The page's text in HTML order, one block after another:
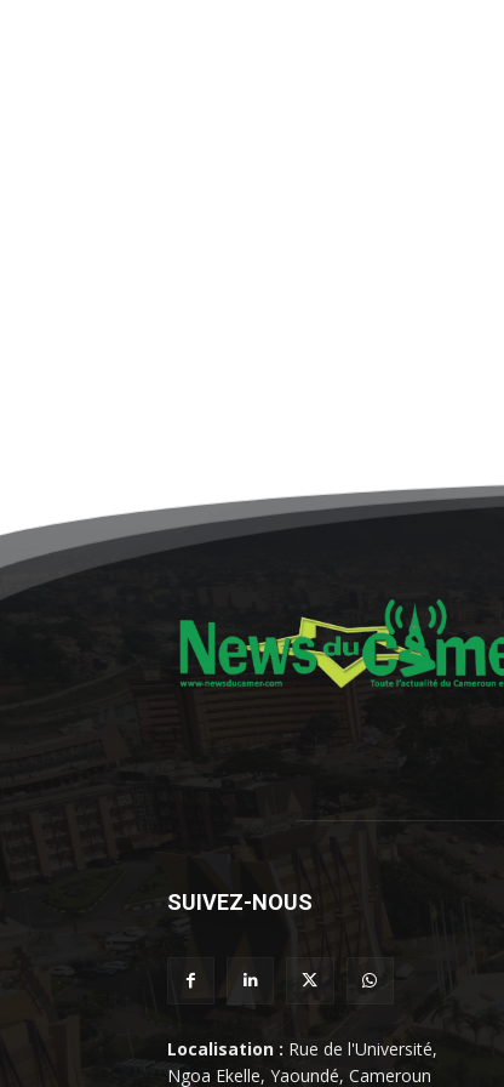
SUIVEZ-NOUS
Localisation : Rue de l'Université,
Ngoa Ekelle, Yaoundé, Cameroun